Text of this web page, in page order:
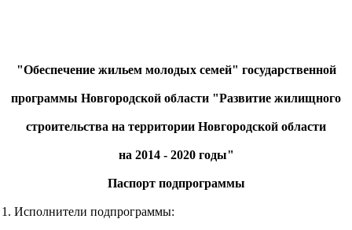
"Обеспечение жильем молодых семей" государственной
программы Новгородской области "Развитие жилищного
строительства на территории Новгородской области
на 2014 - 2020 годы"
Паспорт подпрограммы
1. Исполнители подпрограммы: